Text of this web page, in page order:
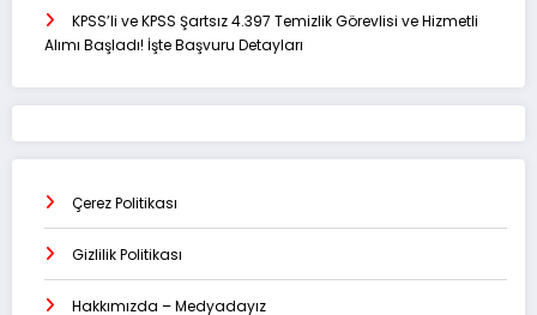
KPSS’li ve KPSS Şartsız 4.397 Temizlik Görevlisi ve Hizmetli
Alımı Başladı! İşte Başvuru Detayları
Çerez Politikası
Gizlilik Politikası
Hakkımızda – Medyadayız